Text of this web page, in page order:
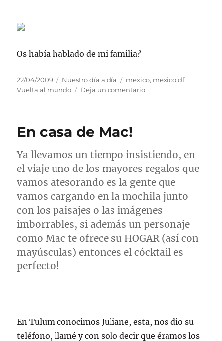
Os había hablado de mi familia?
Publicado
el
22/04/2009 Categorías
Nuestro día a día Etiquetas
mexico, mexico df,
Vuelta al mundo
Deja un comentarioen
Destino
En casa de Mac!
Ya llevamos un tiempo insistiendo, en
el viaje uno de los mayores regalos que
vamos atesorando es la gente que
vamos cargando en la mochila junto
con los paisajes o las imágenes
imborrables, si además un personaje
como Mac te ofrece su HOGAR (así con
mayúsculas) entonces el cócktail es
perfecto!
En Tulum conocimos Juliane, esta, nos dio su
teléfono, llamé y con solo decir que éramos los